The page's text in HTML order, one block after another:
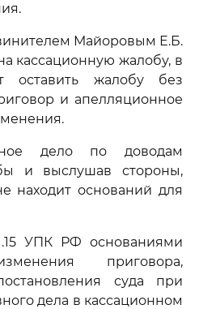
Майоровым Е.Б.
кассационную жалобу, в
оставить жалобу без
и апелляционное
дело по доводам
и выслушав стороны,
находит оснований для
УПК РФ основаниями
приговора,
суда при
дела в кассационном